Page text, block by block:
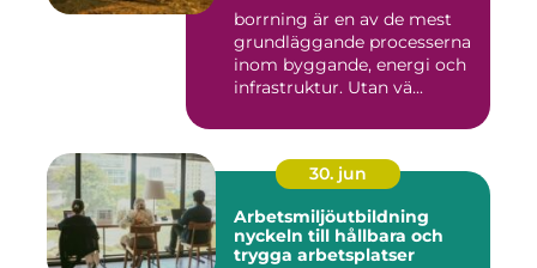
borrning är en av de mest
grundläggande processerna
inom byggande, energi och
infrastruktur. Utan vä...
30. jun
Arbetsmiljöutbildning
nyckeln till hållbara och
trygga arbetsplatser